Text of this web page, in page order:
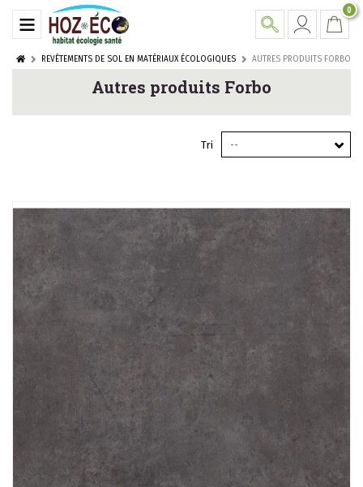
0
REVÊTEMENTS DE SOL EN MATÉRIAUX ÉCOLOGIQUES AUTRES PRODUITS FORBO
Autres produits Forbo
Tri --